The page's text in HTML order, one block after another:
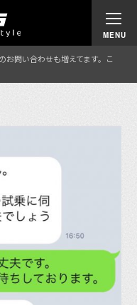
お問い合わせも増えてます。こ